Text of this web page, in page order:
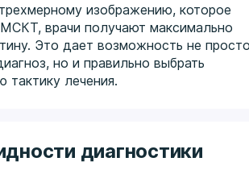
изображению, которое
врачи получают максимально
Это дает возможность не
но и правильно выбрать
тактику лечения.
диагностики